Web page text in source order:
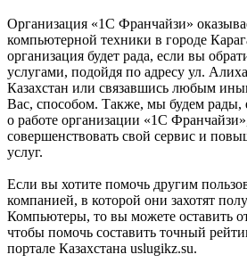
Организация «1С Франчайзи»
компьютерной техники в городе
организация будет рада, если вы
услугами, подойдя по адресу ул.
Казахстан или связавшись любым
Вас, способом. Также, мы будем рады,
о работе организации «1С
совершенствовать свой сервис и
услуг.
Если вы хотите помочь другим
компанией, в которой они захотят
Компьютеры, то вы можете оставить
чтобы помочь составить точный
портале Казахстана uslugikz.su.